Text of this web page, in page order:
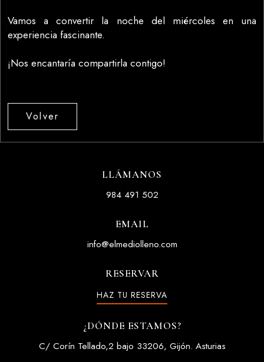
Vamos a convertir la noche del miércoles en una
experiencia fascinante.
¡Nos encantaría compartirla contigo!
Volver
LLÁMANOS
984 491 502
EMAIL
info@elmediolleno.com
RESERVAR
HAZ TU RESERVA
¿DÓNDE ESTAMOS?
C/ Corín Tellado,2 bajo 33206, Gijón. Asturias